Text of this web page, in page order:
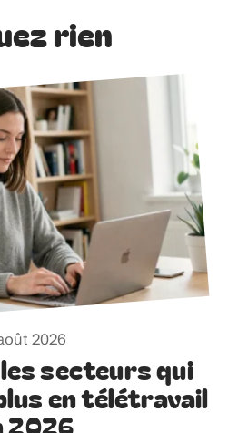
rien
2026
secteurs qui
en télétravail
2026